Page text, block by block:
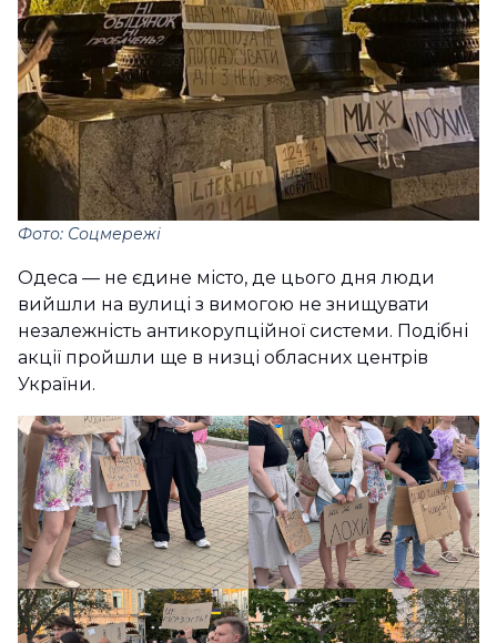
Фото: Соцмережі
Одеса — не єдине місто, де цього дня люди
вийшли на вулиці з вимогою не знищувати
незалежність антикорупційної системи. Подібні
акції пройшли ще в низці обласних центрів
України.